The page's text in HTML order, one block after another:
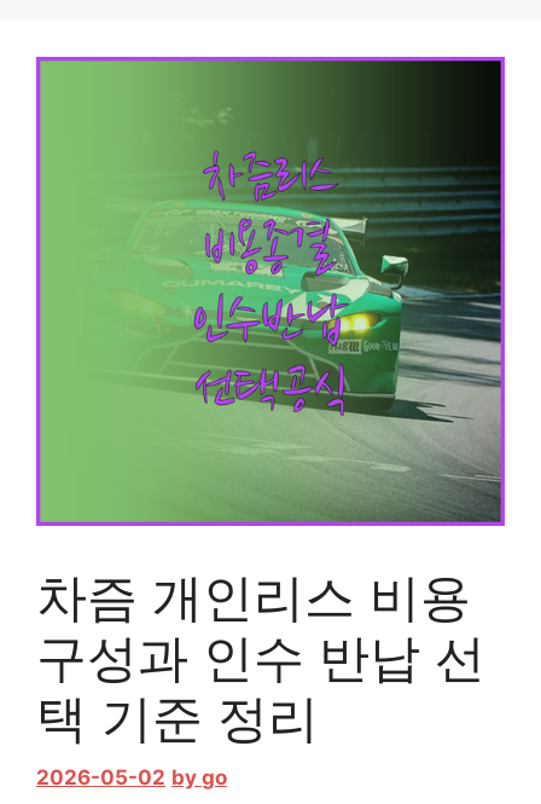
차즘 개인리스 비용
구성과 인수 반납 선
택 기준 정리
2026-05-02 by go